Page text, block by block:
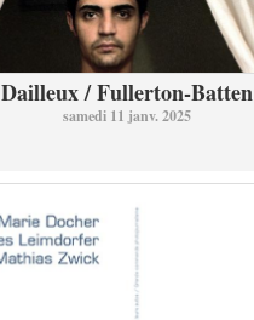
Dailleux / Fullerton-Batten
samedi 11 janv. 2025